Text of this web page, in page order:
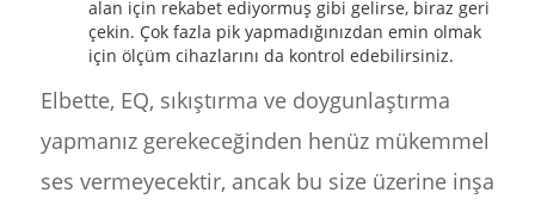
alan için rekabet ediyormuş gibi gelirse, biraz geri
çekin. Çok fazla pik yapmadığınızdan emin olmak
için ölçüm cihazlarını da kontrol edebilirsiniz.
Elbette, EQ, sıkıştırma ve doygunlaştırma
yapmanız gerekeceğinden henüz mükemmel
ses vermeyecektir, ancak bu size üzerine inşa